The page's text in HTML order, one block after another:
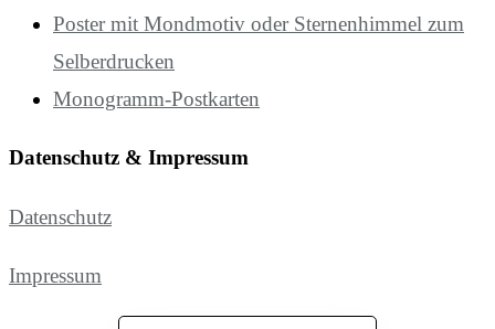
Poster mit Mondmotiv oder Sternenhimmel zum
Selberdrucken
Monogramm-Postkarten
Datenschutz & Impressum
Datenschutz
Impressum